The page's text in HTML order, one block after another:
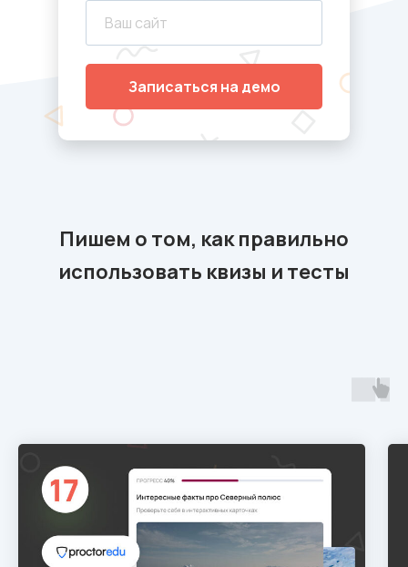
Записаться на демо
Пишем о том, как правильно
использовать квизы и тесты